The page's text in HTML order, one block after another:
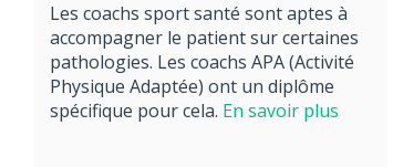
Les coachs sport santé sont aptes à
accompagner le patient sur certaines
pathologies. Les coachs APA (Activité
Physique Adaptée) ont un diplôme
spécifique pour cela. En savoir plus